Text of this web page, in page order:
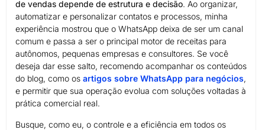
de vendas depende de estrutura e decisão. Ao organizar,
automatizar e personalizar contatos e processos, minha
experiência mostrou que o WhatsApp deixa de ser um canal
comum e passa a ser o principal motor de receitas para
autônomos, pequenas empresas e consultores. Se você
deseja dar esse salto, recomendo acompanhar os conteúdos
do blog, como os artigos sobre WhatsApp para negócios,
e permitir que sua operação evolua com soluções voltadas à
prática comercial real.
Busque, como eu, o controle e a eficiência em todos os